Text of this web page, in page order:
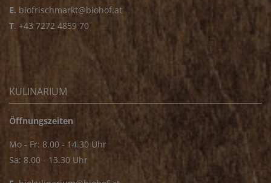
E. biofrischmarkt@biohof.at
T. +43 7272 4859 70
KULINARIUM
Öffnungszeiten
Mo - Fr: 8.00 - 14.30 Uhr
Sa: 8.00 - 13.30 Uhr